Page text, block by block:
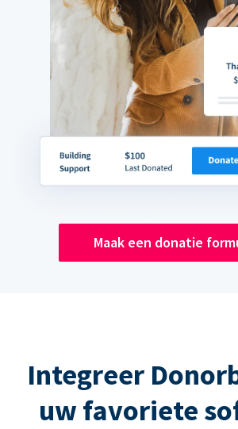
Maak een donatie
Integreer
uw favoriete